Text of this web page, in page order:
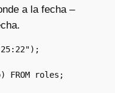
a la fecha –
FROM roles;